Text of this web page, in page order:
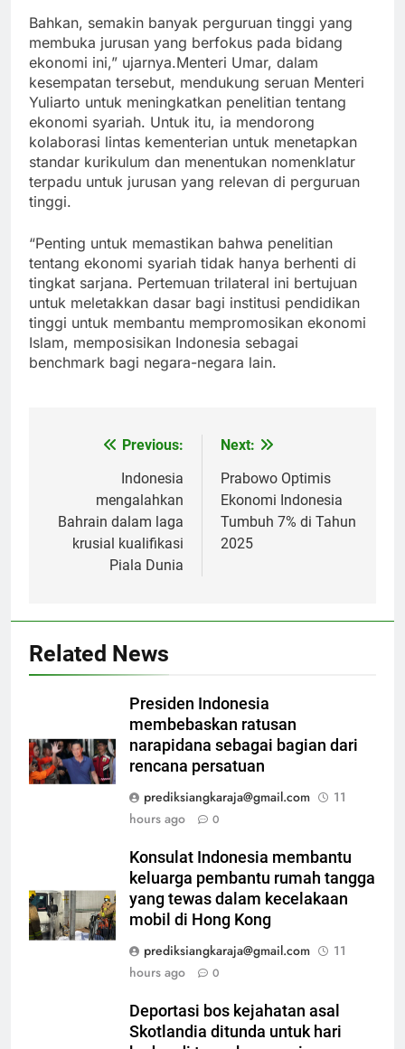
Bahkan, semakin banyak perguruan tinggi yang
membuka jurusan yang berfokus pada bidang
ekonomi ini,” ujarnya.Menteri Umar, dalam
kesempatan tersebut, mendukung seruan Menteri
Yuliarto untuk meningkatkan penelitian tentang
ekonomi syariah. Untuk itu, ia mendorong
kolaborasi lintas kementerian untuk menetapkan
standar kurikulum dan menentukan nomenklatur
terpadu untuk jurusan yang relevan di perguruan
tinggi.
“Penting untuk memastikan bahwa penelitian
tentang ekonomi syariah tidak hanya berhenti di
tingkat sarjana. Pertemuan trilateral ini bertujuan
untuk meletakkan dasar bagi institusi pendidikan
tinggi untuk membantu mempromosikan ekonomi
Islam, memposisikan Indonesia sebagai
benchmark bagi negara-negara lain.
navigation
Previous:
Indonesia
mengalahkan
Bahrain dalam laga
krusial kualifikasi
Piala Dunia
Next:
Prabowo Optimis
Ekonomi Indonesia
Tumbuh 7% di Tahun
2025
Related News
Presiden Indonesia
membebaskan ratusan
narapidana sebagai bagian dari
rencana persatuan
prediksiangkaraja@gmail.com
11
hours ago
0
Konsulat Indonesia membantu
keluarga pembantu rumah tangga
yang tewas dalam kecelakaan
mobil di Hong Kong
prediksiangkaraja@gmail.com
11
hours ago
0
Deportasi bos kejahatan asal
Skotlandia ditunda untuk hari